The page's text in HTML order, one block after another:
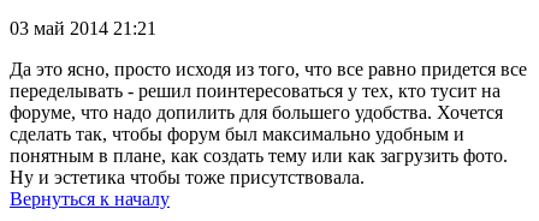
03 май 2014 21:21
Да это ясно, просто исходя из того, что все равно придется все
переделывать - решил поинтересоваться у тех, кто тусит на
форуме, что надо допилить для большего удобства. Хочется
сделать так, чтобы форум был максимально удобным и
понятным в плане, как создать тему или как загрузить фото.
Ну и эстетика чтобы тоже присутствовала.
Вернуться к началу